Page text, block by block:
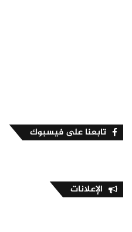
تابعنا على فيسبوك
الإعلانات